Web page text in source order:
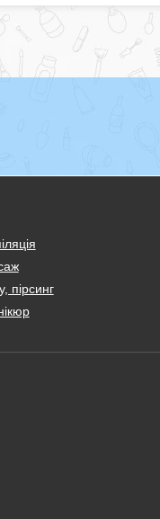
пірсинг